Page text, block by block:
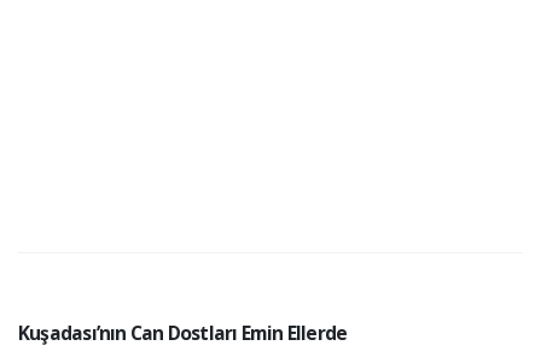
Kuşadası’nın Can Dostları Emin Ellerde